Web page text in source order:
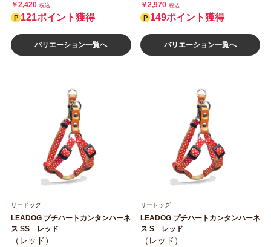
￥2,420 税込
121ポイント獲得
バリエーション一覧へ
￥2,970 税込
149ポイント獲得
バリエーション一覧へ
リードッグ
LEADOG プチハートカンタンハーネ
ス SS レッド
（レッド）
リードッグ
LEADOG プチハートカンタンハーネ
ス S レッド
（レッド）